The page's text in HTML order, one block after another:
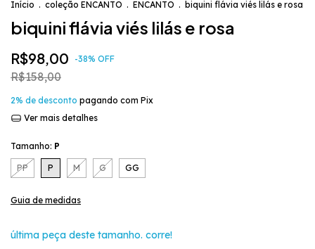
Início . coleção ENCANTO . ENCANTO . biquini flávia viés lilás e rosa
biquini flávia viés lilás e rosa
R$98,00 -38% OFF
R$158,00
2% de desconto pagando com Pix
Ver mais detalhes
Tamanho: P
PP P M G GG
Guia de medidas
última peça deste tamanho. corre!